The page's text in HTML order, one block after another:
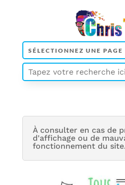
À consulter en cas de
d'affichage ou de
fonctionnement du